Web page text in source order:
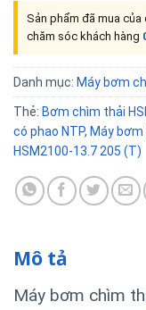
Sản phẩm đã mua
chăm sóc khách hàng
Danh mục: Máy bơm
Thẻ: Bơm chìm thải
có phao NTP, Máy bơm
HSM2100-13.7 205 (T)
Mô tả
Máy bơm chìm